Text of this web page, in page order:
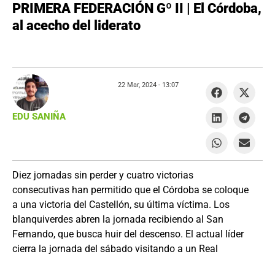
PRIMERA FEDERACIÓN Gº II | El Córdoba,
al acecho del liderato
Diez jornadas sin perder y cuatro victorias
consecutivas han permitido que el Córdoba se coloque
a una victoria del Castellón, su última víctima. Los
blanquiverdes abren la jornada recibiendo al San
Fernando, que busca huir del descenso. El actual líder
cierra la jornada del sábado visitando a un Real
EDU SANIÑA
22 Mar, 2024 - 13:07